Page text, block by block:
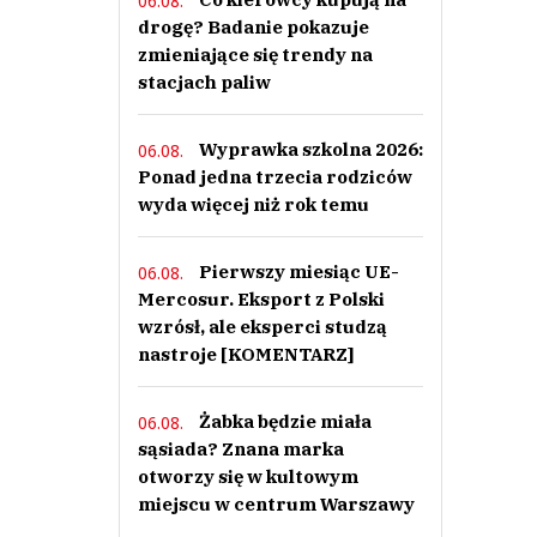
drogę? Badanie pokazuje
zmieniające się trendy na
stacjach paliw
06.08.
Wyprawka szkolna 2026:
Ponad jedna trzecia rodziców
wyda więcej niż rok temu
06.08.
Pierwszy miesiąc UE-
Mercosur. Eksport z Polski
wzrósł, ale eksperci studzą
nastroje [KOMENTARZ]
06.08.
Żabka będzie miała
sąsiada? Znana marka
otworzy się w kultowym
miejscu w centrum Warszawy